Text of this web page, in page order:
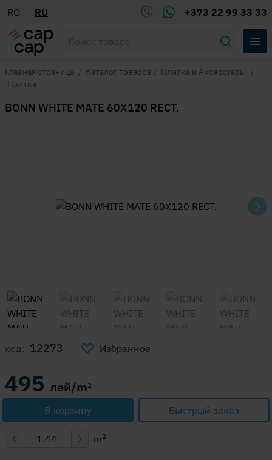
RO RU +373 22 99 33 33
Главная страница / Каталог товаров / Плитка и Аксессуары /
Плитка
BONN WHITE MATE 60X120 RECT.
код: 12273 Избранное
495 лей/m2
В корзину Быстрый заказ
m2